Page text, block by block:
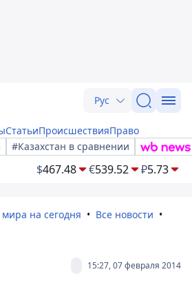
Рус
СтатьиПроисшествияПраво
#Казахстан в сравнении
$467.48 €539.52 ₽5.73
на сегодня
Все новости
15:27, 07 февраля 2014